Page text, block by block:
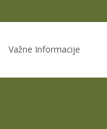
Važne Informacije